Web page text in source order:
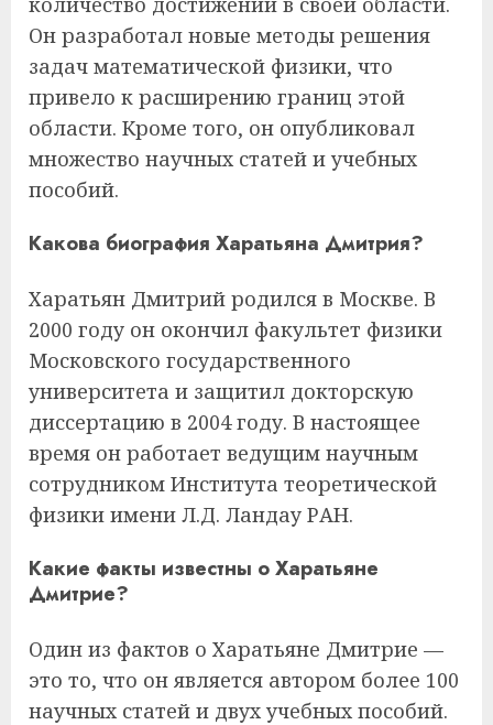
Он разработал новые методы решения
задач математической физики, что
привело к расширению границ этой
области. Кроме того, он опубликовал
множество научных статей и учебных
пособий.
Какова биография Харатьяна Дмитрия?
Харатьян Дмитрий родился в Москве. В
2000 году он окончил факультет физики
Московского государственного
университета и защитил докторскую
диссертацию в 2004 году. В настоящее
время он работает ведущим научным
сотрудником Института теоретической
физики имени Л.Д. Ландау РАН.
Какие факты известны о Харатьяне
Дмитрие?
Один из фактов о Харатьяне Дмитрие —
это то, что он является автором более 100
научных статей и двух учебных пособий.